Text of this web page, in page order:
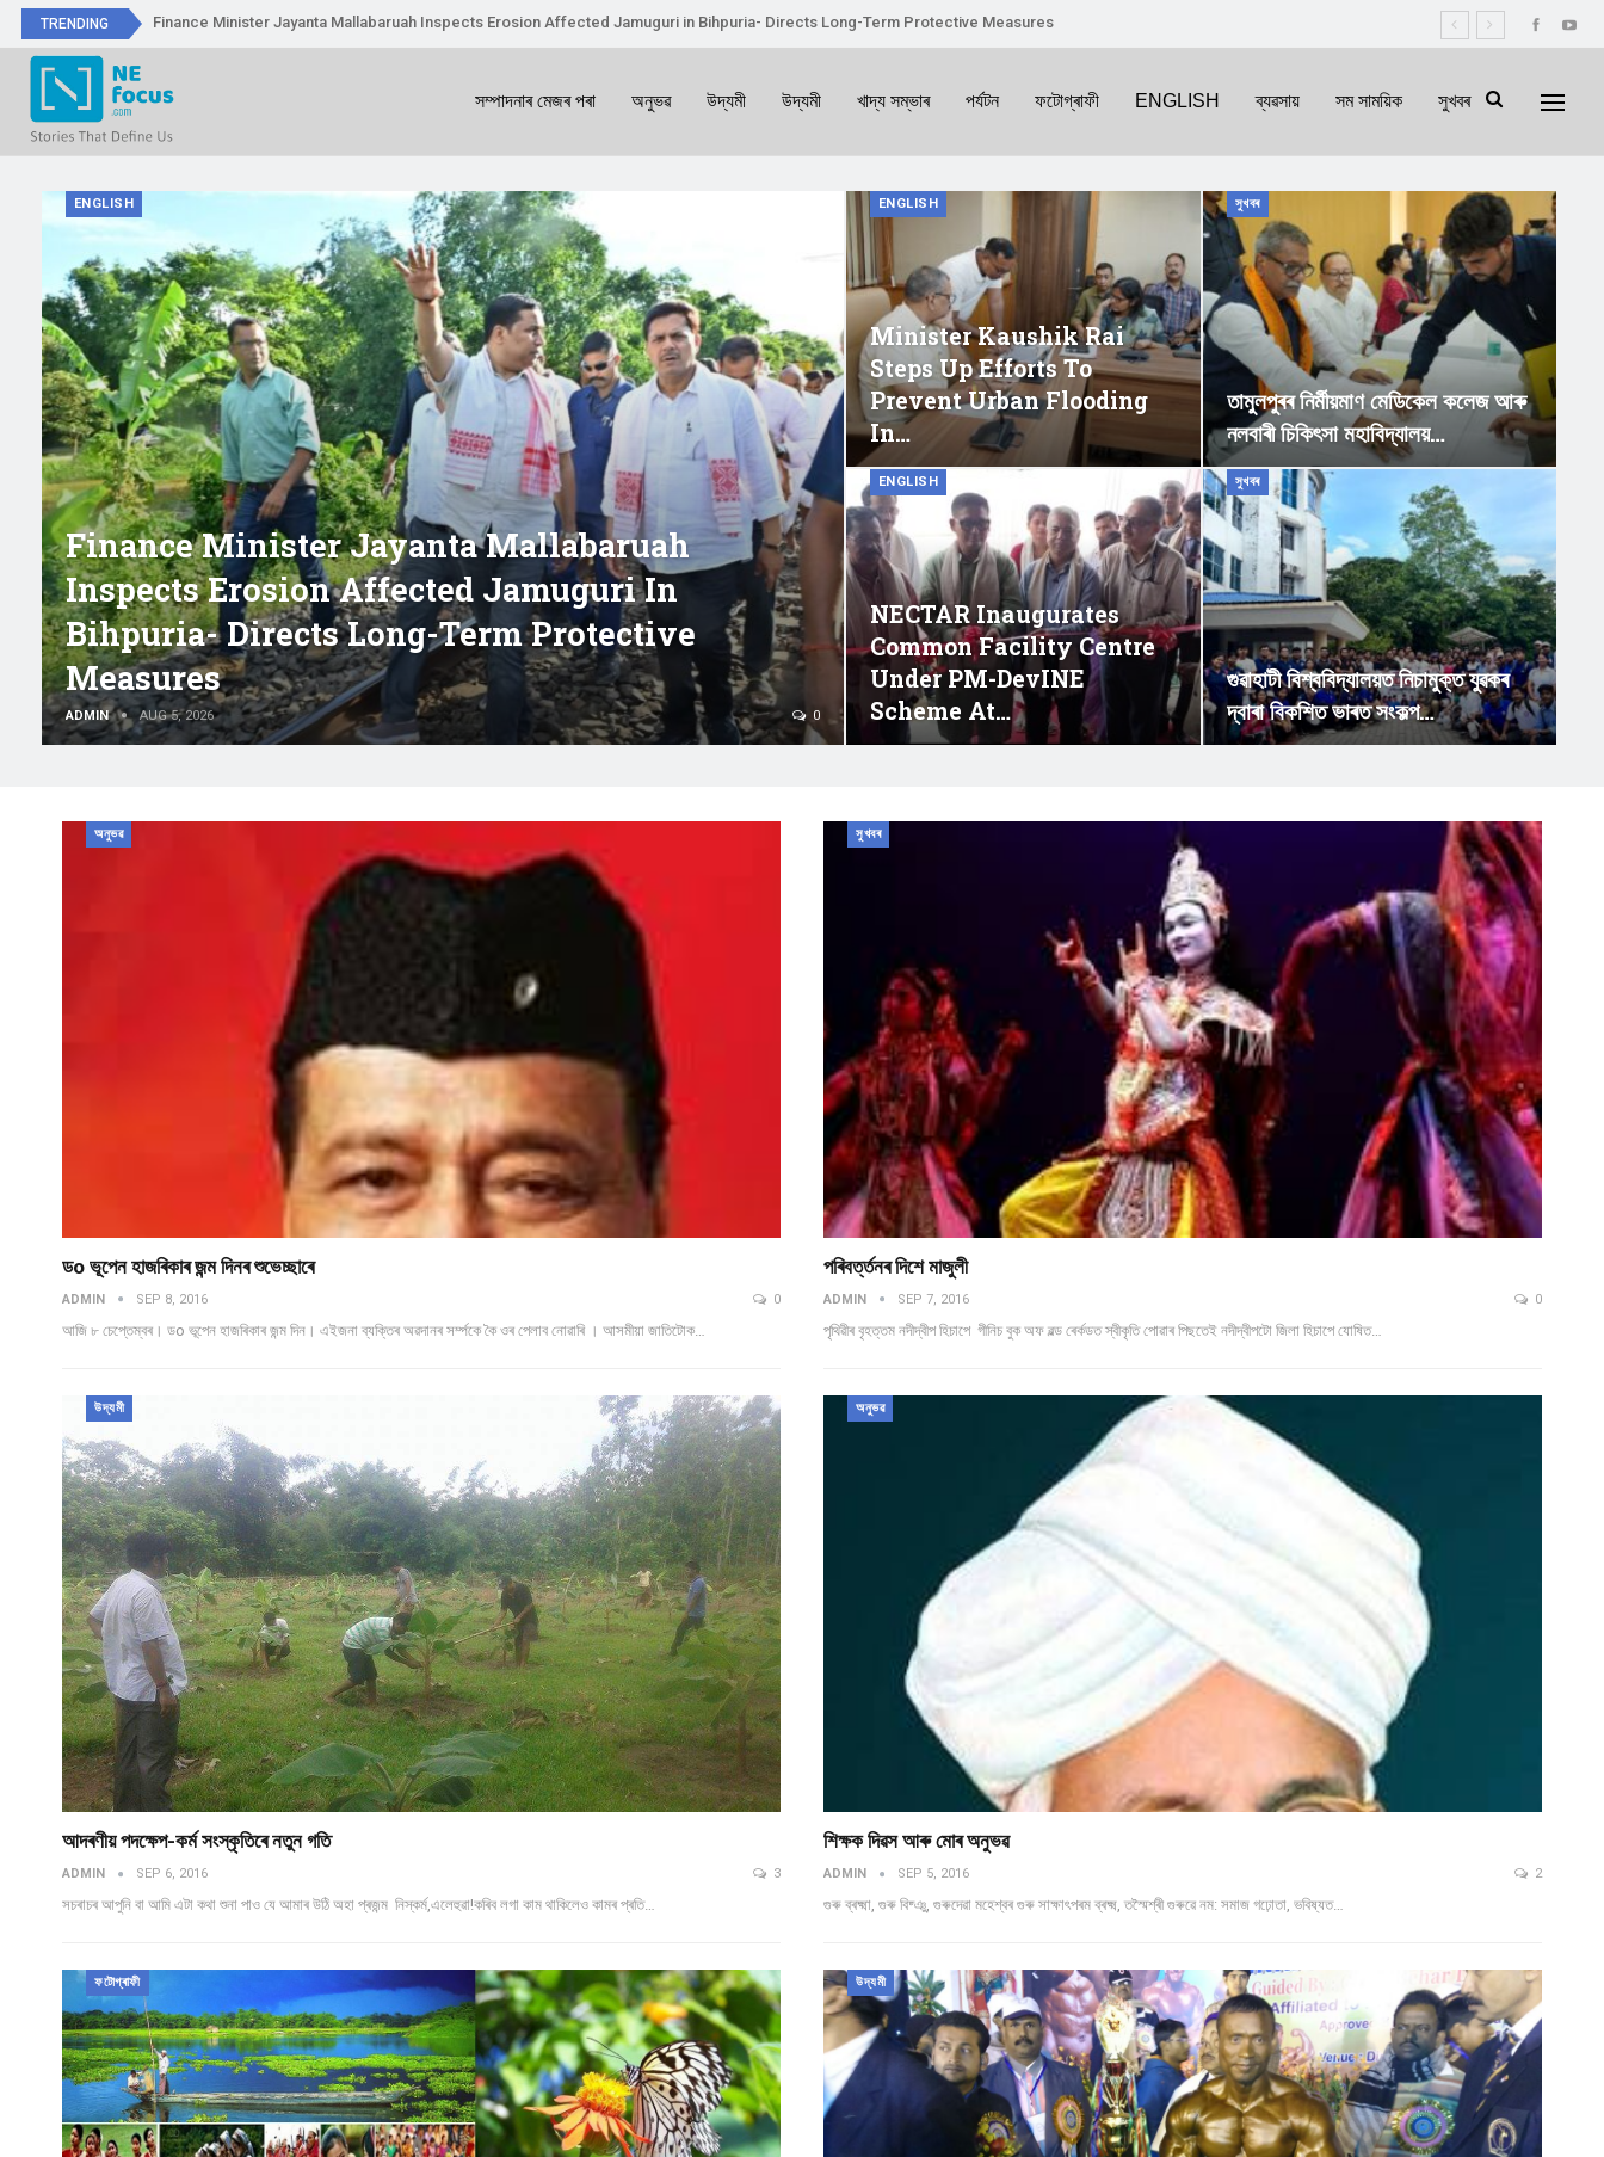
TRENDING Finance Minister Jayanta Mallabaruah Inspects Erosion Affected Jamuguri in Bihpuria- Directs Long-Term Protective Measures
সম্পাদনাৰ মেজৰ পৰা অনুভৱ উদ্যমী উদ্যমী খাদ্য সম্ভাৰ পৰ্যটন ফটোগ্ৰাফী ENGLISH ব্যৱসায় সম সাময়িক সুখবৰ
ENGLISH
Finance Minister Jayanta Mallabaruah
Inspects Erosion Affected Jamuguri In
Bihpuria- Directs Long-Term Protective
Measures
ADMIN AUG 5, 2026 0
ENGLISH
Minister Kaushik Rai
Steps Up Efforts To
Prevent Urban Flooding
In…
সুখবৰ
তামুলপুৰৰ নিৰ্মীয়মাণ মেডিকেল কলেজ আৰু
নলবাৰী চিকিৎসা মহাবিদ্যালয়…
ENGLISH
NECTAR Inaugurates
Common Facility Centre
Under PM-DevINE
Scheme At…
সুখবৰ
গুৱাহাটী বিশ্ববিদ্যালয়ত নিচামুক্ত যুৱকৰ
দ্বাৰা বিকশিত ভাৰত সংকল্প…
অনুভৱ
ডo ভূপেন হাজৰিকাৰ জন্ম দিনৰ শুভেচ্ছাৰে
ADMIN SEP 8, 2016 0
আজি ৮ চেপ্তেম্বৰ। ডo ভূপেন হাজৰিকাৰ জন্ম দিন। এইজনা ব্যক্তিৰ অৱদানৰ সৰ্ম্পকে কৈ ওৰ পেলাব নোৱাৰি । আসমীয়া জাতিটোক…
সুখবৰ
পৰিবৰ্ত্তনৰ দিশে মাজুলী
ADMIN SEP 7, 2016 0
পৃথিৱীৰ বৃহত্তম নদীদ্বীপ হিচাপে গীনিচ বুক অফ ৱল্ড ৰেৰ্কডত স্বীকৃতি পোৱাৰ পিছতেই নদীদ্বীপটো জিলা হিচাপে যোষিত…
উদ্যমী
আদৰণীয় পদক্ষেপ-কৰ্ম সংস্কৃতিৰে নতুন গতি
ADMIN SEP 6, 2016 3
সচৰাচৰ আপুনি বা আমি এটা কথা শুনা পাও যে আমাৰ উঠি অহা প্ৰজন্ম নিস্কৰ্ম,এলেহুৱা!কৰিব লগা কাম থাকিলেও কামৰ প্ৰতি…
অনুভৱ
শিক্ষক দিৱস আৰু মোৰ অনুভৱ
ADMIN SEP 5, 2016 2
গুৰু ব্ৰক্ষ্মা, গুৰু বিষ্ঞু, গুৰুদেৱা মহেশ্বৰ গুৰু সাক্ষাৎপৰম ব্ৰক্ষ্ম, তস্মৈশ্ৰী গুৰুৱে নম: সমাজ গঢ়োতা, ভবিষ্যত…
ফটোগ্ৰাফী উদ্যমী